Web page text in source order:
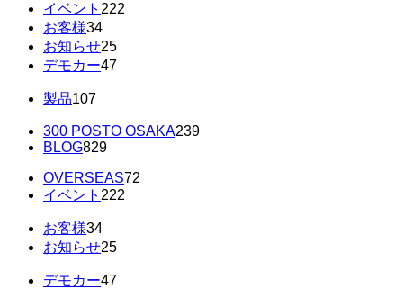
イベント 222
お客様34
お知らせ25
デモカー47
製品107
300 POSTO OSAKA239
BLOG829
OVERSEAS72
イベント 222
お客様34
お知らせ25
デモカー47